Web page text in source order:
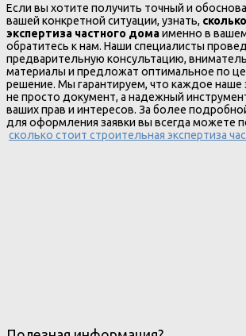
Если вы хотите получить точный и
вашей конкретной ситуации, узнать,
экспертиза частного домаименно в
обратитесь к нам. Наши специалисты
предварительную консультацию,
материалы и предложат оптимальное по
решение. Мы гарантируем, что каждое
не просто документ, а надежный
ваших прав и интересов. За более
для оформления заявки вы всегда можете
сколько стоит строительная экспертиза